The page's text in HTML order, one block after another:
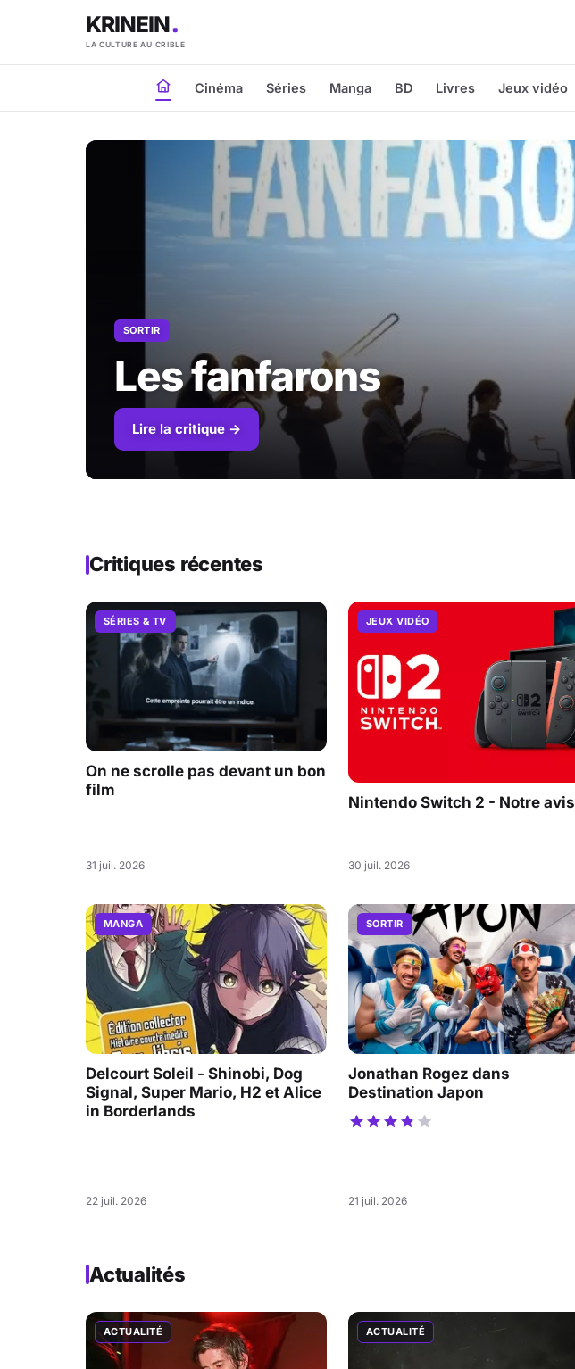
KRINEIN
LA CULTURE AU CRIBLE
Cinéma Séries Manga BD Livres Jeux vidéo
SORTIR
Les fanfarons
Lire la critique →
Critiques récentes
SÉRIES & TV
On ne scrolle pas devant un bon
film
31 juil. 2026
JEUX VIDÉO
Nintendo Switch 2 - Notre avis
30 juil. 2026
MANGA
Delcourt Soleil - Shinobi, Dog
Signal, Super Mario, H2 et Alice
in Borderlands
22 juil. 2026
SORTIR
Jonathan Rogez dans
Destination Japon
21 juil. 2026
Actualités
ACTUALITÉ ACTUALITÉ